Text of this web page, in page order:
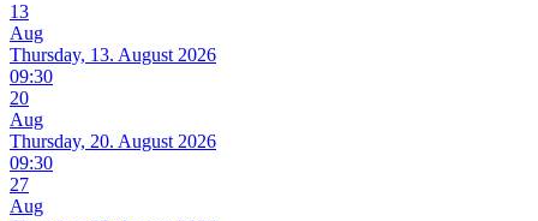
13
Aug
Thursday, 13. August 2026
09:30
20
Aug
Thursday, 20. August 2026
09:30
27
Aug